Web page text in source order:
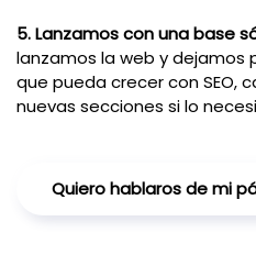
5. Lanzamos con una base
lanzamos la web y dejamos
que pueda crecer con SEO,
nuevas secciones si lo
Quiero hablaros de mi